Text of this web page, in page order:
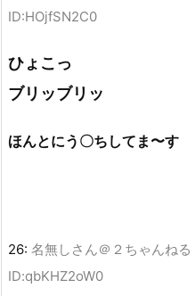
ID:HOjfSN2C0
ひょこっ
ブリッブリッ
ほんとにう〇ちしてま〜す
26: 名無しさん＠２ちゃんねる
ID:qbKHZ2oW0